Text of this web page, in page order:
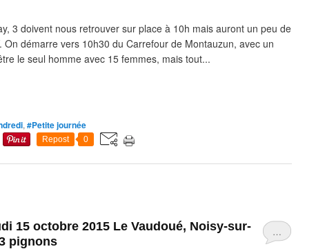
3 doivent nous retrouver sur place à 10h mais auront un peu de
On démarre vers 10h30 du Carrefour de Montauzun, avec un
le seul homme avec 15 femmes, mais tout...
, #Petite journée
Repost 0
…
15 octobre 2015 Le Vaudoué, Noisy-sur-
pignons